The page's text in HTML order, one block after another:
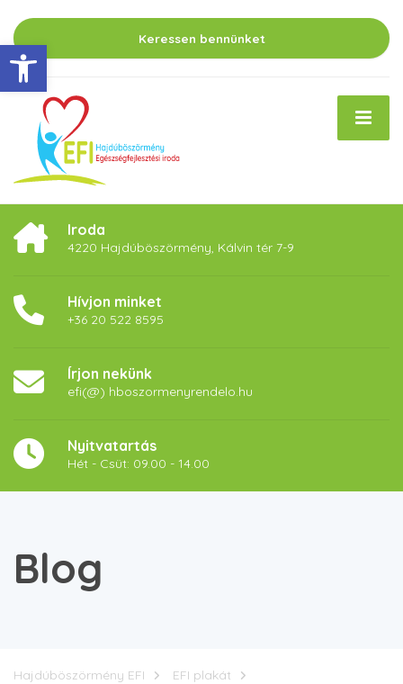
Eszköztár megnyitása
Keressen bennünket
Iroda
4220 Hajdúböszörmény, Kálvin tér 7-9
Hívjon minket
+36 20 522 8595
Írjon nekünk
efi(@) hboszormenyrendelo.hu
Nyitvatartás
Hét - Csüt: 09.00 - 14.00
Blog
Hajdúböszörmény EFI
EFI plakát